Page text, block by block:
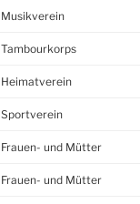
Musikverein
Tambourkorps
Heimatverein
Sportverein
Frauen- und Mütter
Frauen- und Mütter